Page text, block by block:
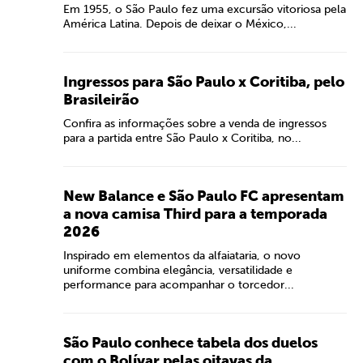
Em 1955, o São Paulo fez uma excursão vitoriosa pela
América Latina. Depois de deixar o México,...
Ingressos para São Paulo x Coritiba, pelo
Brasileirão
Confira as informações sobre a venda de ingressos
para a partida entre São Paulo x Coritiba, no...
New Balance e São Paulo FC apresentam
a nova camisa Third para a temporada
2026
Inspirado em elementos da alfaiataria, o novo
uniforme combina elegância, versatilidade e
performance para acompanhar o torcedor...
São Paulo conhece tabela dos duelos